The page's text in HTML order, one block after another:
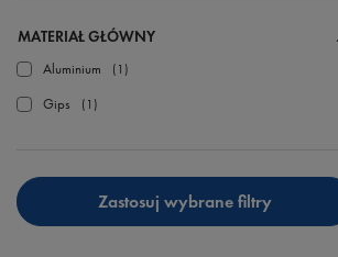
MATERIAŁ GŁÓWNY
Aluminium 1
Gips 1
Zastosuj wybrane filtry